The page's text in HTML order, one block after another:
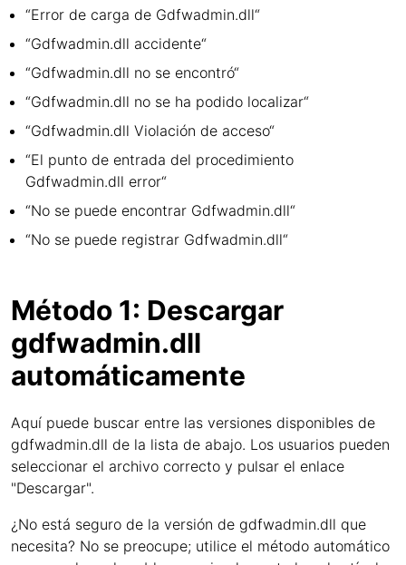
“Error de carga de Gdfwadmin.dll“
“Gdfwadmin.dll accidente“
“Gdfwadmin.dll no se encontró“
“Gdfwadmin.dll no se ha podido localizar“
“Gdfwadmin.dll Violación de acceso“
“El punto de entrada del procedimiento
Gdfwadmin.dll error“
“No se puede encontrar Gdfwadmin.dll“
“No se puede registrar Gdfwadmin.dll“
Método 1: Descargar
gdfwadmin.dll
automáticamente
Aquí puede buscar entre las versiones disponibles de
gdfwadmin.dll de la lista de abajo. Los usuarios pueden
seleccionar el archivo correcto y pulsar el enlace
"Descargar".
¿No está seguro de la versión de gdfwadmin.dll que
necesita? No se preocupe; utilice el método automático